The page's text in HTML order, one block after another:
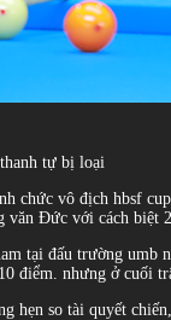
tự bị loại
chức vô địch hbsf
văn Đức với cách biệt
tại đấu trường umb
điểm. nhưng ở cuối